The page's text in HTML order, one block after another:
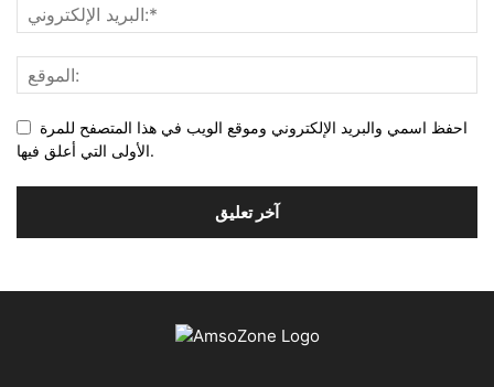
احفظ اسمي والبريد الإلكتروني وموقع الويب في هذا المتصفح للمرة
الأولى التي أعلق فيها.